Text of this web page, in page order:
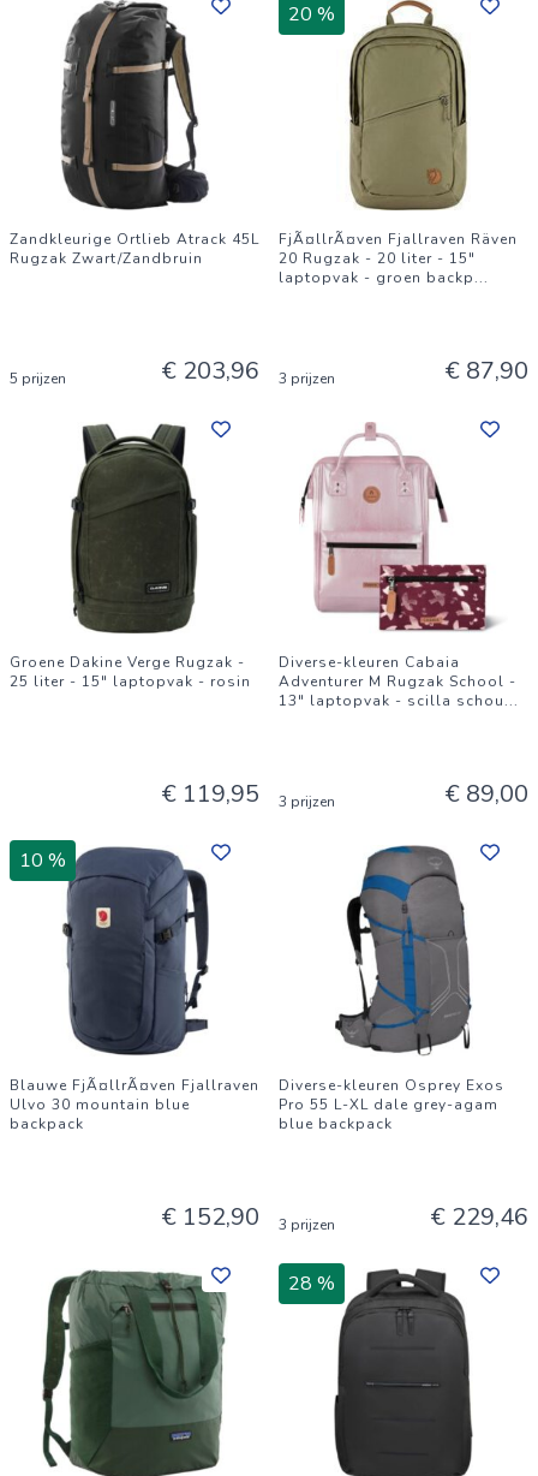
Zandkleurige Ortlieb Atrack 45L
Rugzak Zwart/Zandbruin
5 prijzen € 203,96
20 %
FjÃ¤llrÃ¤ven Fjallraven Räven
20 Rugzak - 20 liter - 15"
laptopvak - groen backp...
3 prijzen € 87,90
Groene Dakine Verge Rugzak -
25 liter - 15" laptopvak - rosin
€ 119,95
Diverse-kleuren Cabaia
Adventurer M Rugzak School -
13" laptopvak - scilla schou...
3 prijzen € 89,00
10 %
Blauwe FjÃ¤llrÃ¤ven Fjallraven
Ulvo 30 mountain blue
backpack
€ 152,90
Diverse-kleuren Osprey Exos
Pro 55 L-XL dale grey-agam
blue backpack
3 prijzen € 229,46
28 %